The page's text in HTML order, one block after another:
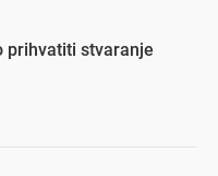
prihvatiti stvaranje